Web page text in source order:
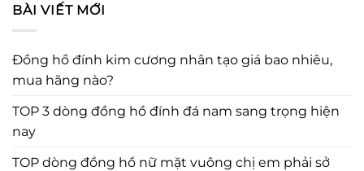
BÀI VIẾT MỚI
Đồng hồ đính kim cương nhân tạo giá bao nhiêu,
mua hãng nào?
TOP 3 dòng đồng hồ đính đá nam sang trọng hiện
nay
TOP dòng đồng hồ nữ mặt vuông chị em phải sở